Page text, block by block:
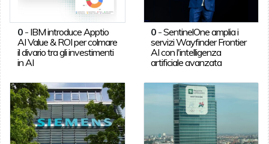
0- IBM introduce Apptio
AI Value & ROI per colmare
il divario tra gli investimenti
in AI
0 -SentinelOne amplia i
servizi Wayfinder Frontier
AI con l'intelligenza
artificiale avanzata